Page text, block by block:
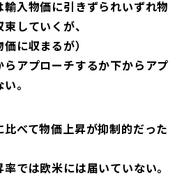
入物価に引きずられいずれ物
していくが、
に収まるが）
アプローチするか下からアプ
。
べて物価上昇が抑制的だった
では欧米には届いていない。